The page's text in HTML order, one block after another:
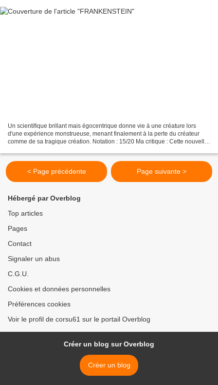
Un scientifique brillant mais égocentrique donne vie à une créature lors
d'une expérience monstrueuse, menant finalement à la perte du créateur
comme de sa tragique création. Notation : 15/20 Ma critique : Cette nouvelle
< Page précédente Page suivante >
Hébergé par Overblog
Top articles
Pages
Contact
Signaler un abus
C.G.U.
Cookies et données personnelles
Préférences cookies
Voir le profil de corsu61 sur le portail Overblog
Créer un blog sur Overblog
Créer un blog